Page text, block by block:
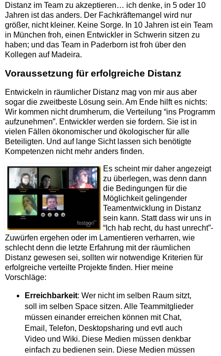
Distanz im Team zu akzeptieren… ich denke, in 5 oder 10
Jahren ist das anders. Der Fachkräftemangel wird nur
größer, nicht kleiner. Keine Sorge. In 10 Jahren ist ein Team
in München froh, einen Entwickler in Schwerin sitzen zu
haben; und das Team in Paderborn ist froh über den
Kollegen auf Madeira.
Voraussetzung für erfolgreiche Distanz
Entwickeln in räumlicher Distanz mag von mir aus aber
sogar die zweitbeste Lösung sein. Am Ende hilft es nichts:
Wir kommen nicht drumherum, die Verteilung “ins Programm
aufzunehmen”. Entwickler werden sie fordern. Sie ist in
vielen Fällen ökonomischer und ökologischer für alle
Beteiligten. Und auf lange Sicht lassen sich benötigte
Kompetenzen nicht mehr anders finden.
Es scheint mir daher angezeigt
zu überlegen, was denn dann
die Bedingungen für die
Möglichkeit gelingender
Teamentwicklung in Distanz
sein kann. Statt dass wir uns in
“Ich hab recht, du hast unrecht”-
Zuwürfen ergehen oder im Lamentieren verharren, wie
schlecht denn die letzte Erfahrung mit der räumlichen
Distanz gewesen sei, sollten wir notwendige Kriterien für
erfolgreiche verteilte Projekte finden. Hier meine
Vorschläge:
Erreichbarkeit: Wer nicht im selben Raum sitzt,
soll im selben Space sitzen. Alle Teammitglieder
müssen einander erreichen können mit Chat,
Email, Telefon, Desktopsharing und evtl auch
Video und Wiki. Diese Medien müssen denkbar
einfach zu bedienen sein. Diese Medien müssen